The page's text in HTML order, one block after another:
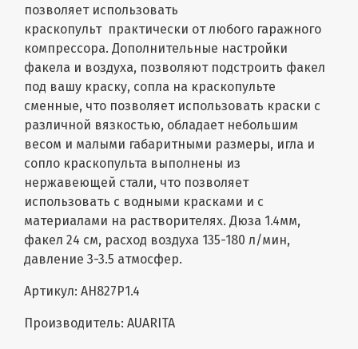
позволяет использовать
краскопульт практически от любого гаражного
компрессора. Дополнительные настройки
факела и воздуха, позволяют подстроить факел
под вашу краску, сопла на краскопульте
сменные, что позволяет использовать краски с
различной вязкостью, обладает небольшим
весом и малыми габаритными размеры, игла и
сопло краскопульта выполнены из
нержавеющей стали, что позволяет
использовать с водными красками и с
материалами на растворителях. Дюза 1.4мм,
факел 24 см, расход воздуха 135-180 л/мин,
давление 3-3.5 атмосфер.
Артикул: AH827P1.4
Производитель: AUARITA